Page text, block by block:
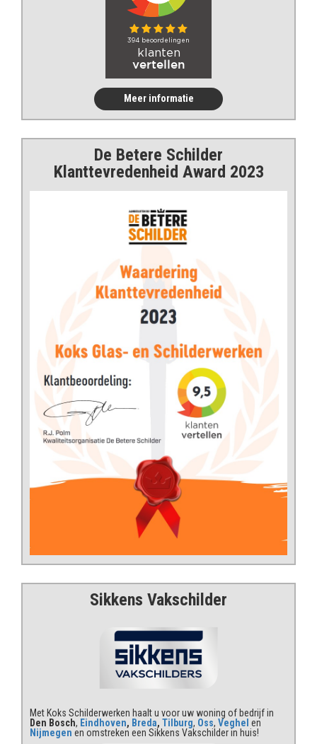
Meer informatie
De Betere Schilder
Klanttevredenheid Award 2023
Sikkens Vakschilder
Met Koks Schilderwerken haalt u voor uw woning of bedrijf in
Den Bosch, Eindhoven, Breda, Tilburg, Oss, Veghel en
Nijmegen en omstreken een Sikkens Vakschilder in huis!